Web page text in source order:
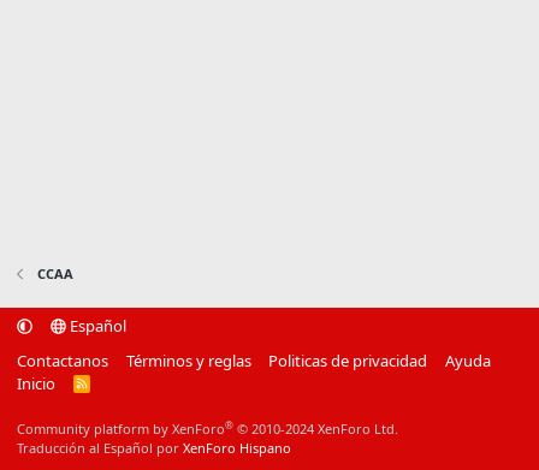
CCAA
Español
Contactanos
Términos y reglas Politicas de privacidad
Ayuda
Inicio
R
Community platform by XenForo® © 2010-2024 XenForo Ltd.
Traducción al Español por XenForo Hispano